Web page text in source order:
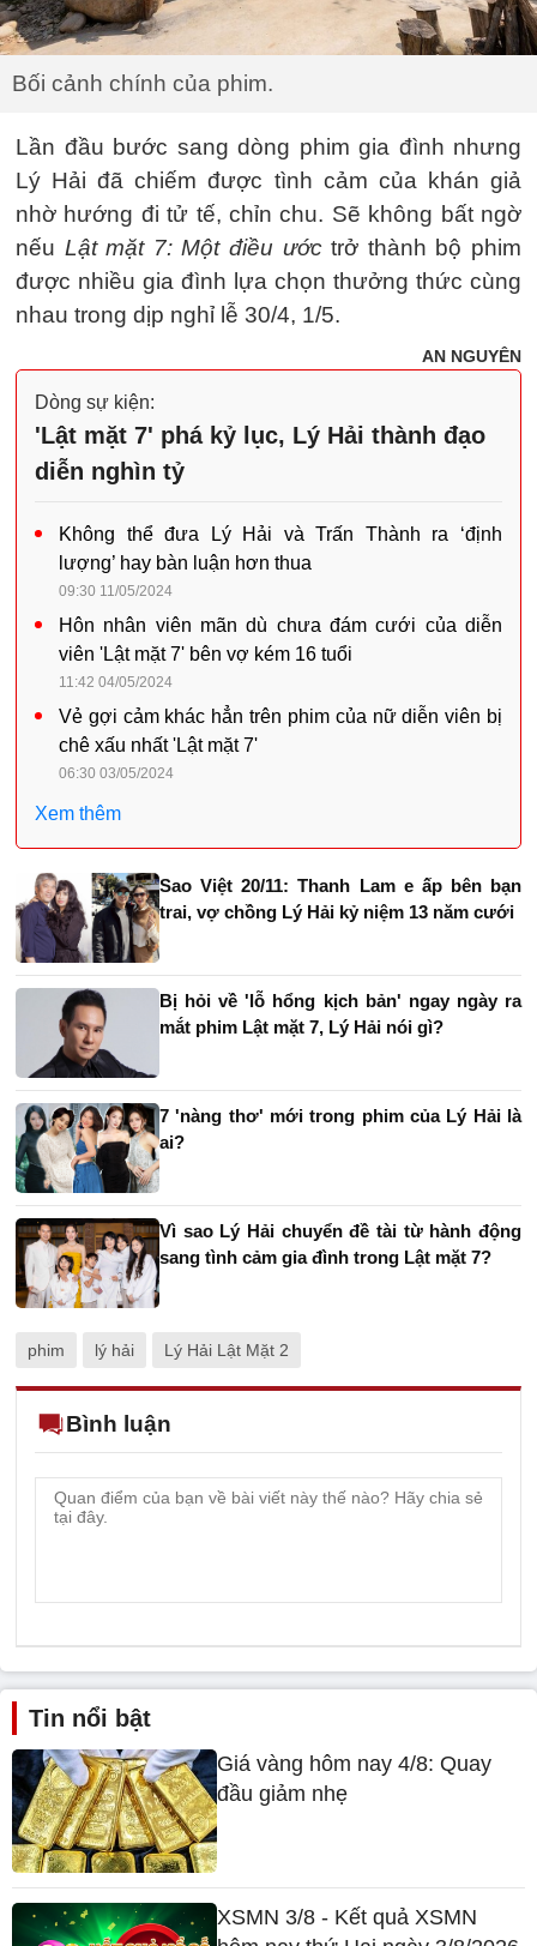
Bối cảnh chính của phim.
Lần đầu bước sang dòng phim gia đình nhưng
Lý Hải đã chiếm được tình cảm của khán giả
nhờ hướng đi tử tế, chỉn chu. Sẽ không bất ngờ
nếu Lật mặt 7: Một điều ướctrở thành bộ phim
được nhiều gia đình lựa chọn thưởng thức cùng
nhau trong dịp nghỉ lễ 30/4, 1/5.
AN NGUYÊN
Dòng sự kiện:
'Lật mặt 7' phá kỷ lục, Lý Hải thành đạo
diễn nghìn tỷ
Không thể đưa Lý Hải và Trấn Thành ra ‘định
lượng’ hay bàn luận hơn thua
09:30 11/05/2024
Hôn nhân viên mãn dù chưa đám cưới của diễn
viên 'Lật mặt 7' bên vợ kém 16 tuổi
11:42 04/05/2024
Vẻ gợi cảm khác hẳn trên phim của nữ diễn viên bị
chê xấu nhất 'Lật mặt 7'
06:30 03/05/2024
Xem thêm
Sao Việt 20/11: Thanh Lam e ấp bên bạn
trai, vợ chồng Lý Hải kỷ niệm 13 năm cưới
Bị hỏi về 'lỗ hổng kịch bản' ngay ngày ra
mắt phim Lật mặt 7, Lý Hải nói gì?
7 'nàng thơ' mới trong phim của Lý Hải là
ai?
Vì sao Lý Hải chuyển đề tài từ hành động
sang tình cảm gia đình trong Lật mặt 7?
phim lý hải Lý Hải Lật Mặt 2
Bình luận
Tin nổi bật
Giá vàng hôm nay 4/8: Quay
đầu giảm nhẹ
XSMN 3/8 - Kết quả XSMN